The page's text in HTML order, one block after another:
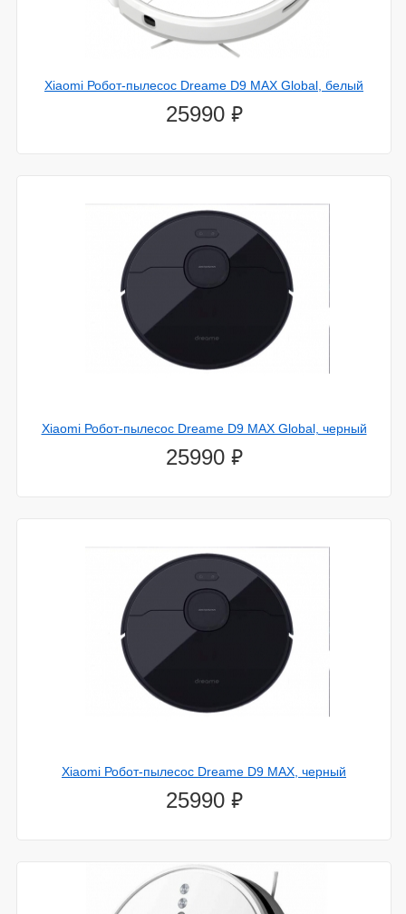
Xiaomi Робот-пылесос Dreame D9 MAX Global, белый
25990 ⃏
Xiaomi Робот-пылесос Dreame D9 MAX Global, черный
25990 ⃏
Xiaomi Робот-пылесос Dreame D9 MAX, черный
25990 ⃏